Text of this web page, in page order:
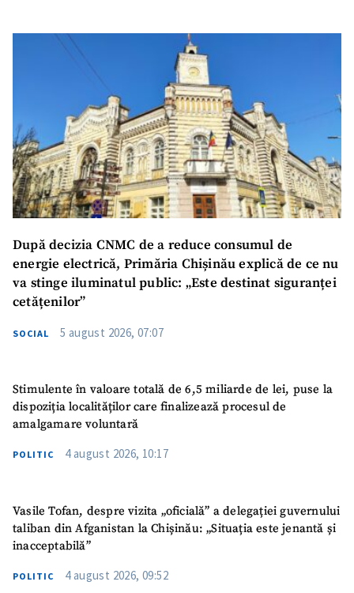
SUSȚINE
După decizia CNMC de a reduce consumul de
energie electrică, Primăria Chișinău explică de ce nu
va stinge iluminatul public: „Este destinat siguranței
cetățenilor”
SOCIAL 5 august 2026, 07:07
Stimulente în valoare totală de 6,5 miliarde de lei, puse la
dispoziția localităților care finalizează procesul de
amalgamare voluntară
POLITIC 4 august 2026, 10:17
Vasile Tofan, despre vizita „oficială” a delegației guvernului
taliban din Afganistan la Chișinău: „Situația este jenantă și
inacceptabilă”
POLITIC 4 august 2026, 09:52